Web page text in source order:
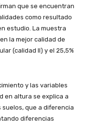
que se encuentran
como resultado
estudio. La muestra
la mejor calidad de
(calidad II) y el 25,5%
y las variables
en altura se explica a
que a diferencia
diferencias